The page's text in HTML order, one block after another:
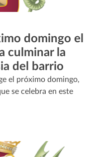
domingo el
culminar la
del barrio
el próximo domingo,
se celebra en este